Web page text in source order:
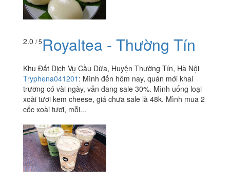
2.0 / 5Royaltea - Thường Tín
Khu Đất Dịch Vụ Cầu Dừa, Huyện Thường Tín, Hà Nội
Tryphena041201 : Mình đến hôm nay, quán mới khai
trương có vài ngày, vẫn đang sale 30%. Mình uống loại
xoài tươi kem cheese, giá chưa sale là 48k. Mình mua 2
cốc xoài tươi, mỗi...